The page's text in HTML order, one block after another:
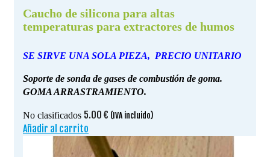
Caucho de silicona para altas
temperaturas para extractores de humos
SE SIRVE UNA SOLA PIEZA, PRECIO UNITARIO
Soporte de sonda de gases de combustión de goma.
GOMA ARRASTRAMIENTO.
No clasificados 5.00 € (IVA incluido)
Añadir al carrito